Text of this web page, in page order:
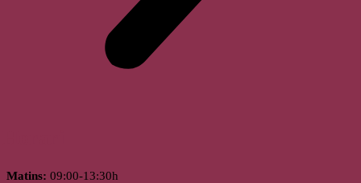
Matins: 09:00-13:30h